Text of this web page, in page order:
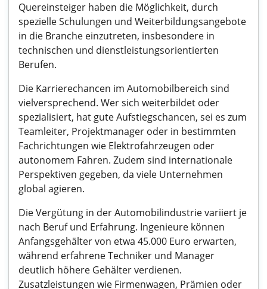
Quereinsteiger haben die Möglichkeit, durch
spezielle Schulungen und Weiterbildungsangebote
in die Branche einzutreten, insbesondere in
technischen und dienstleistungsorientierten
Berufen.
Die Karrierechancen im Automobilbereich sind
vielversprechend. Wer sich weiterbildet oder
spezialisiert, hat gute Aufstiegschancen, sei es zum
Teamleiter, Projektmanager oder in bestimmten
Fachrichtungen wie Elektrofahrzeugen oder
autonomem Fahren. Zudem sind internationale
Perspektiven gegeben, da viele Unternehmen
global agieren.
Die Vergütung in der Automobilindustrie variiert je
nach Beruf und Erfahrung. Ingenieure können
Anfangsgehälter von etwa 45.000 Euro erwarten,
während erfahrene Techniker und Manager
deutlich höhere Gehälter verdienen.
Zusatzleistungen wie Firmenwagen, Prämien oder